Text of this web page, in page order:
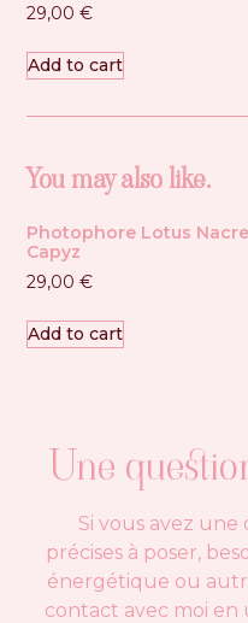
29,00€
Add to cart
You may also like…
Photophore Lotus Nacre
Capyz
29,00€
Add to cart
Une
Si vous avez
précises à poser,
énergétique ou
contact avec moi en